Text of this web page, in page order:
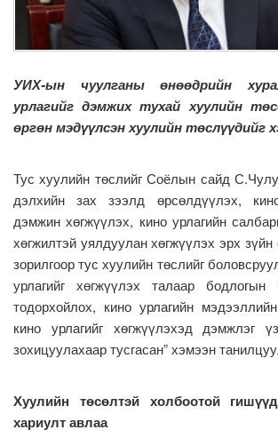
УИХ-ын чуулганы өнөөдрийн
урлагийг дэмжих тухай хуулийн
өргөн мэдүүлсэн хуулийн төслүүдийг
Тус хуулийн төслийг Соёлын сайд
дэлхийн зах зээлд өрсөлдүүлэх,
дэмжин хөгжүүлэх, кино урлагийн
хөгжилтэй уялдуулан хөгжүүлэх эрх зүйн
зорилгоор тус хуулийн төслийг
урлагийг хөгжүүлэх талаар бодлогын
тодорхойлох, кино урлагийн
кино урлагийг хөгжүүлэхэд дэмжлэг
зохицуулахаар тусгасан” хэмээн
Хуулийн төсөлтэй холбоотой
хариулт авлаа